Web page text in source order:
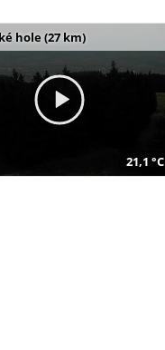
hole (27 km)
21,1 °C